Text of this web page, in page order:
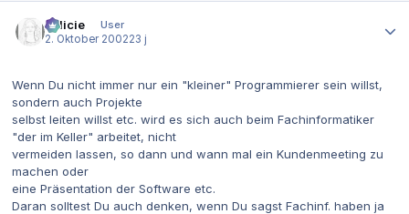
Felicie
User
2. Oktober 200223 j
Wenn Du nicht immer nur ein "kleiner" Programmierer sein willst,
sondern auch Projekte
selbst leiten willst etc. wird es sich auch beim Fachinformatiker
"der im Keller" arbeitet, nicht
vermeiden lassen, so dann und wann mal ein Kundenmeeting zu
machen oder
eine Präsentation der Software etc.
Daran solltest Du auch denken, wenn Du sagst Fachinf. haben ja